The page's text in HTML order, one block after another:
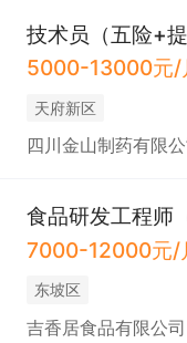
技术员（五险+
5000-13000元/
天府新区
四川金山制药有限公
食品研发工程师
7000-12000元/
东坡区
吉香居食品有限公司